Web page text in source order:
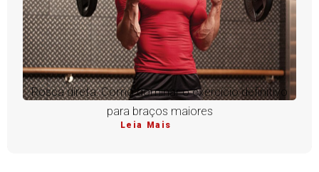
Rosca direta: Como dominar o exercício definitivo
para braços maiores
Leia Mais